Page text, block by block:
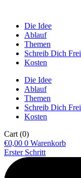
Die Idee
Ablauf
Themen
Schreib Dich Frei
Kosten
Die Idee
Ablauf
Themen
Schreib Dich Frei
Kosten
Cart (0)
€0,00 0 Warenkorb
Erster Schritt